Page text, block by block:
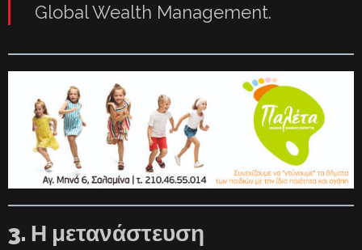
Global Wealth Management.
3. Η μετανάστευση